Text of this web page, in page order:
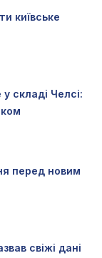
київське
складі Челсі:
перед новим
свіжі дані